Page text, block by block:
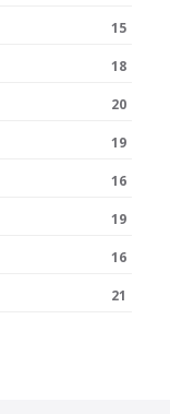
15
18
20
19
16
19
16
21